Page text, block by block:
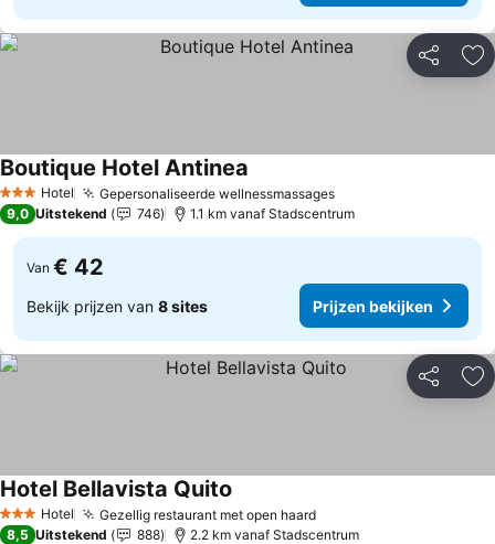
Delen
3 SterrenHotel Gepersonaliseerde wellnessmassagesPrijzen bekijken
Boutique Hotel Antinea
9,0 Uitstekend 746 1.1 km vanaf Stadscentrum
Van € 42
Bekijk prijzen van 8 sites Prijzen bekijken
Delen
3 SterrenHotel Gezellig restaurant met open haardPrijzen bekijken
Hotel Bellavista Quito
8,5 Uitstekend 888 2.2 km vanaf Stadscentrum